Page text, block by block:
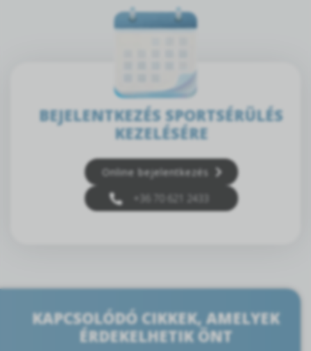
BEJELENTKEZÉS SPORTSÉRÜLÉS
KEZELÉSÉRE
Online bejelentkezés
+36 70 621 2433
KAPCSOLÓDÓ CIKKEK, AMELYEK
ÉRDEKELHETIK ÖNT